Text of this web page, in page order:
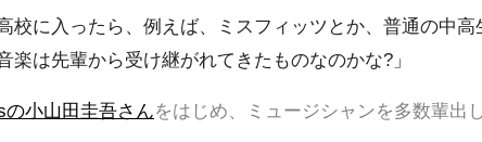
校に入ったら、例えば、ミスフィッツとか、普通の中
楽は先輩から受け継がれてきたものなのかな?」
の小山田圭吾さんをはじめ、ミュージシャンを多数輩出